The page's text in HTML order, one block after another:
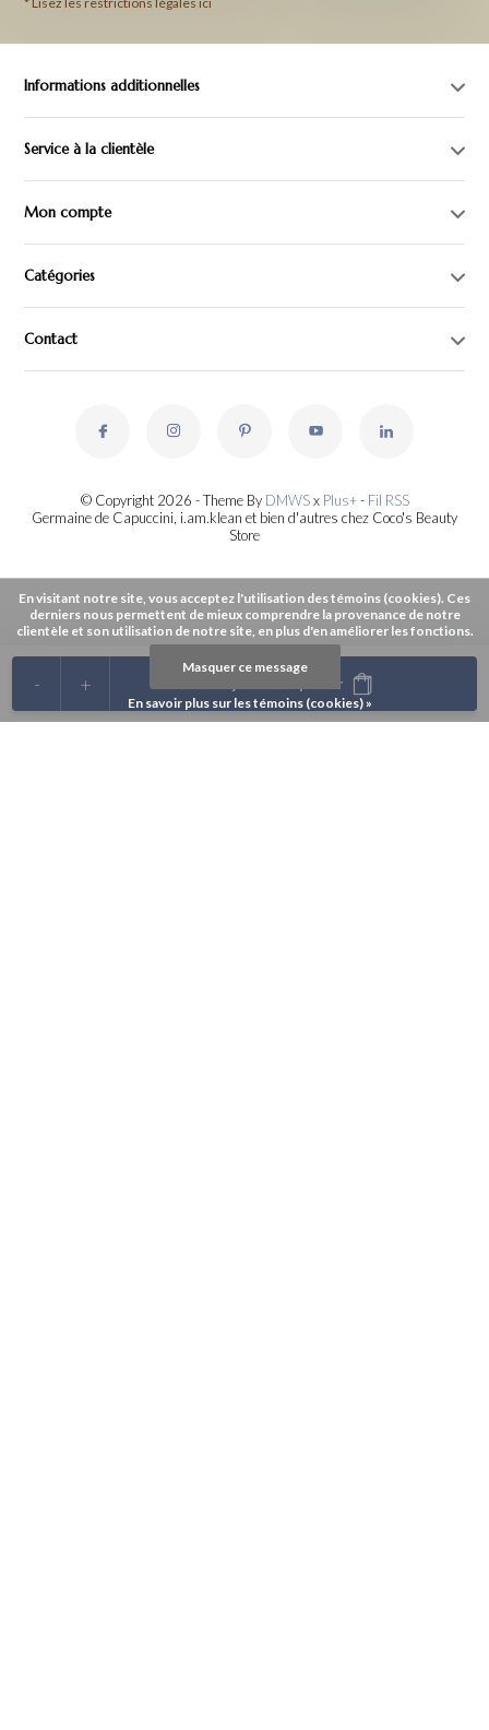
+
- Ajouter au panier
Informations additionnelles
Service à la clientèle
Mon compte
Catégories
Contact
© Copyright 2026 - Theme By DMWSx Plus+- Fil RSS
Germaine de Capuccini, i.am.klean et bien d'autres chez Coco's Beauty
Store
En visitant notre site, vous acceptez l'utilisation des témoins (cookies). Ces
derniers nous permettent de mieux comprendre la provenance de notre
clientèle et son utilisation de notre site, en plus d'en améliorer les fonctions.
Masquer ce message
En savoir plus sur les témoins (cookies) »